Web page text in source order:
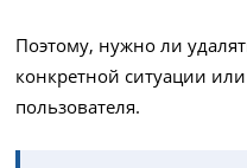
Поэтому, нужно ли
конкретной ситуации
пользователя.